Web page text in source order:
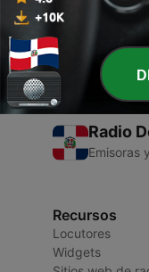
14 mar. 2021
Radio
Emisoras
Recursos
Locutores
Widgets